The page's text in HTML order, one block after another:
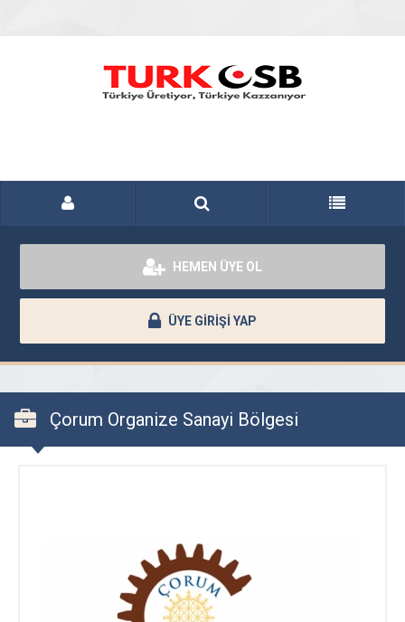
HEMEN ÜYE OL
ÜYE GİRİŞİ YAP
Çorum Organize Sanayi Bölgesi